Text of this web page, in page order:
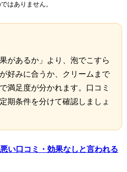
はありません。
があるか」より、泡でこすら
好みに合うか、クリームまで
満足度が分かれます。口コミ
期条件を分けて確認しましょ
い口コミ・効果なしと言われる